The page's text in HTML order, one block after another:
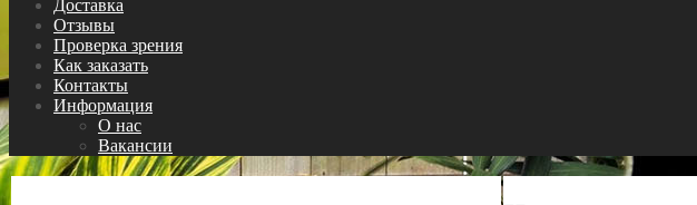
Доставка
Отзывы
Проверка зрения
Как заказать
Контакты
Информация
О нас
Вакансии